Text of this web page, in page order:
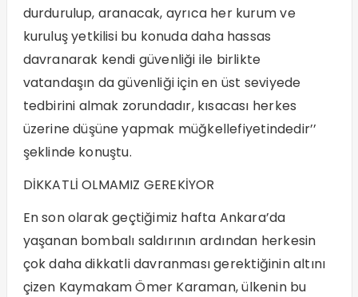
durdurulup, aranacak, ayrıca her kurum ve
kuruluş yetkilisi bu konuda daha hassas
davranarak kendi güvenliği ile birlikte
vatandaşın da güvenliği için en üst seviyede
tedbirini almak zorundadır, kısacası herkes
üzerine düşüne yapmak müğkellefiyetindedir’’
şeklinde konuştu.
DİKKATLİ OLMAMIZ GEREKİYOR
En son olarak geçtiğimiz hafta Ankara’da
yaşanan bombalı saldırının ardından herkesin
çok daha dikkatli davranması gerektiğinin altını
çizen Kaymakam Ömer Karaman, ülkenin bu